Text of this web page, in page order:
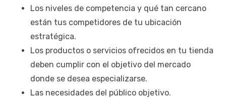
Los niveles de competencia y qué tan cercano
están tus competidores de tu ubicación
estratégica.
Los productos o servicios ofrecidos en tu tienda
deben cumplir con el objetivo del mercado
donde se desea especializarse.
Las necesidades del público objetivo.